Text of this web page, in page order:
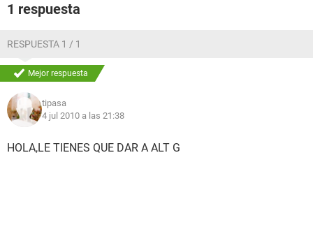
1 respuesta
RESPUESTA 1 / 1
Mejor respuesta
tipasa
4 jul 2010 a las 21:38
HOLA,LE TIENES QUE DAR A ALT G